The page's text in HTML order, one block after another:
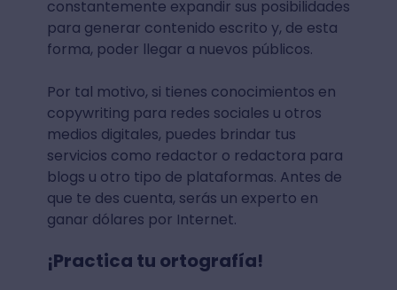
constantemente expandir sus posibilidades
para generar contenido escrito y, de esta
forma, poder llegar a nuevos públicos.
Por tal motivo, si tienes conocimientos en
copywriting para redes sociales u otros
medios digitales, puedes brindar tus
servicios como redactor o redactora para
blogs u otro tipo de plataformas. Antes de
que te des cuenta, serás un experto en
ganar dólares por Internet.
¡Practica tu ortografía!